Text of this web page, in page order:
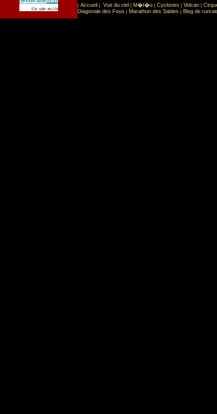
Ce site est list� dans la cat�gorie Sport Sports extr�mes
| Accueil | Vue du ciel | M�t�o | Cyclones | Volcan |
Diagonale des Fous | Marathon des Sables | Blog de